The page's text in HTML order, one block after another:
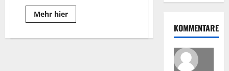
Mehr hierRead
more
Der
KOMMENTARE